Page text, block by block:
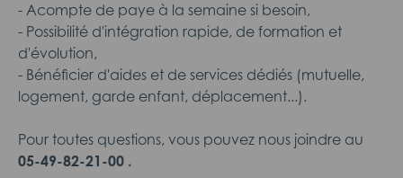
- Acompte de paye à la semaine si besoin,
- Possibilité d'intégration rapide, de formation et
d'évolution,
- Bénéficier d'aides et de services dédiés (mutuelle,
logement, garde enfant, déplacement...).
Pour toutes questions, vous pouvez nous joindre au
05-49-82-21-00 .